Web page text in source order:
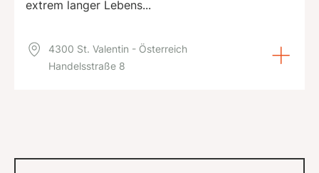
extrem langer Lebens...
4300 St. Valentin - Österreich
Handelsstraße 8